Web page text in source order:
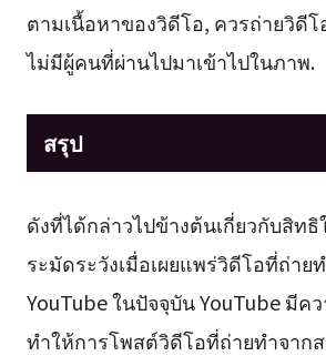
ตามเนื้อหาของวิดีโอ, ควรถ่ายวิดี
ไม่มีผู้คนที่ผ่านไปมาเข้าไปในภาพ.
สรุป
ดังที่ได้กล่าวไปข้างต้นเกี่ยวกับสิท
ระมัดระวังเมื่อเผยแพร่วิดีโอที่ถ่าย
YouTube ในปัจจุบัน YouTube มี
ทำให้การโพสต์วิดีโอที่ถ่ายทำจาก